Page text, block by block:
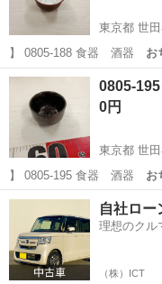
東京都 世
】 0805-188 食器 酒器 お
東京 世田谷区
0805-
0円
東京都 世
】 0805-195 食器 酒器 お
東京 世田谷区
自社ロー
理想のクル
（株）ICT